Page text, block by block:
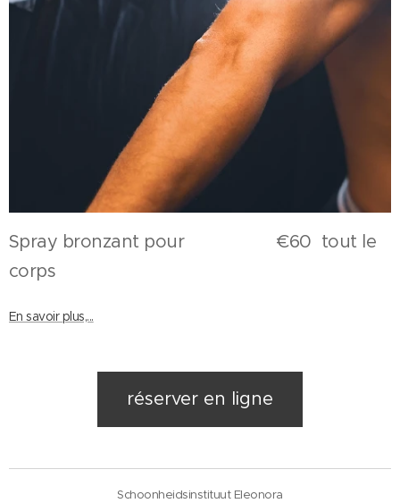
Spray bronzant pour €60 tout le
corps
En savoir plus,...
réserver en ligne
Schoonheidsinstituut Eleonora